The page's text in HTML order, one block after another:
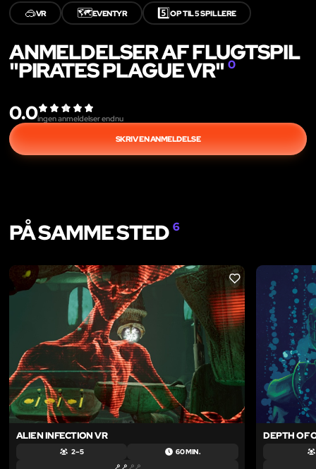
🥽VR 🗺️EVENTYR 5️⃣OP TIL 5 SPILLERE
ANMELDELSER AF FLUGTSPIL
"PIRATES PLAGUE VR" 0
0.0ingen anmeldelser endnu
SKRIV EN ANMELDELSE
PÅ SAMME STED 6
LIKE
ALIEN INFECTION VR
2 – 5 60 MIN.
DEPTH OF